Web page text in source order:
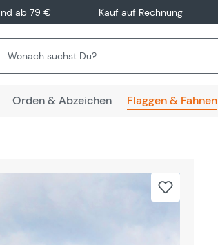
ab 79 € Kauf auf Rechnung
Orden & Abzeichen Flaggen & Fahnen